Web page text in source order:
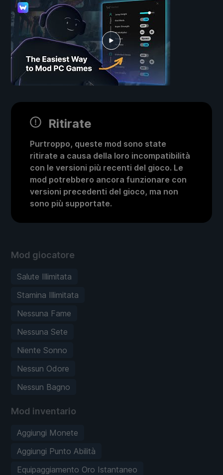
Ritirate
Purtroppo, queste mod sono state
ritirate a causa della loro incompatibilità
con le versioni più recenti del gioco. Le
mod potrebbero ancora funzionare con
versioni precedenti del gioco, ma non
sono più supportate.
Mod giocatore
Salute Illimitata
Stamina Illimitata
Nessuna Fame
Nessuna Sete
Niente Sonno
Nessun Odore
Nessun Bagno
Mod inventario
Aggiungi Monete
Aggiungi Punto Abilità
Equipaggiamento Oro Istantaneo